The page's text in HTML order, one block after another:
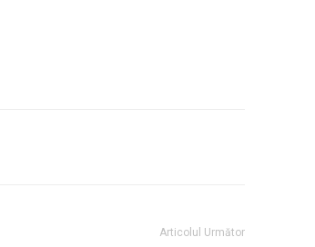
Articolul Următor